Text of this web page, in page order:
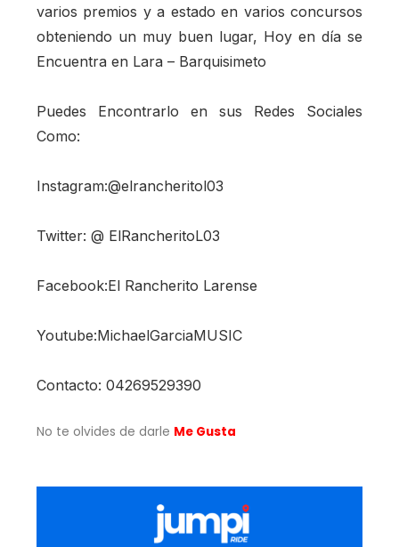
varios premios y a estado en varios concursos
obteniendo un muy buen lugar, Hoy en día se
Encuentra en Lara – Barquisimeto
Puedes Encontrarlo en sus Redes Sociales
Como:
Instagram:@elrancheritol03
Twitter: @ ElRancheritoL03
Facebook:El Rancherito Larense
Youtube:MichaelGarciaMUSIC
Contacto: 04269529390
No te olvides de darle Me Gusta